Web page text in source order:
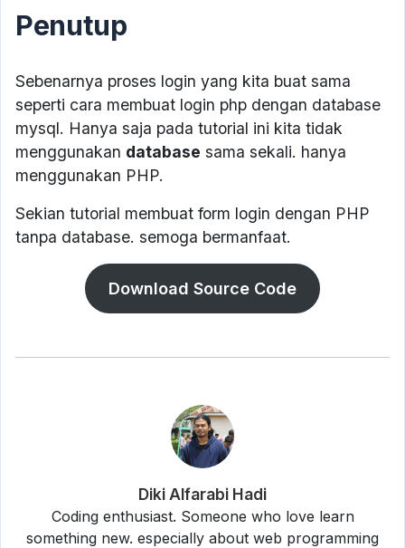
Penutup
Sebenarnya proses login yang kita buat sama
seperti cara membuat login php dengan database
mysql. Hanya saja pada tutorial ini kita tidak
menggunakan database sama sekali. hanya
menggunakan PHP.
Sekian tutorial membuat form login dengan PHP
tanpa database. semoga bermanfaat.
Download Source Code
Diki Alfarabi Hadi
Coding enthusiast. Someone who love learn
something new. especially about web programming